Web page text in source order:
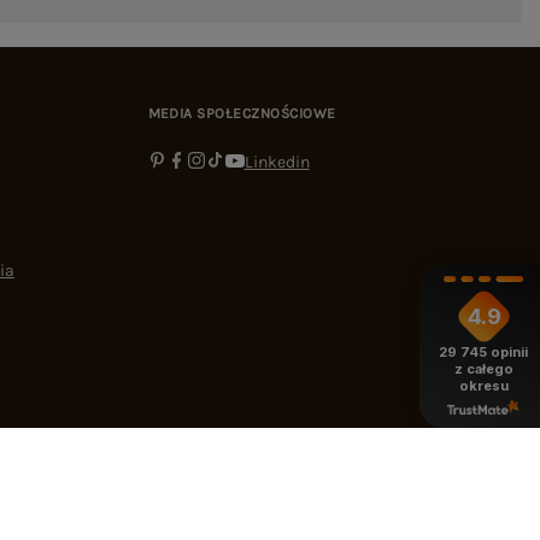
MEDIA SPOŁECZNOŚCIOWE
Linkedin
4.9
29 745 opinii
z całego
okresu